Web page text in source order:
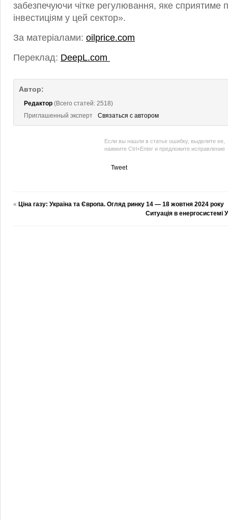
забезпечуючи чітке регулювання, яке
інвестиціям у цей сектор».
За матеріалами: oilprice.com
Переклад: DeepL.com
Автор:
Редактор (Всего статей: 2518)
Приглашенный эксперт
Связаться с автором
Если вы нашли в статье ошибку, выделите ее,
нажмите Ctrl+Enter и предложите исправление
Tweet
« Ціна газу: Україна та Європа. Огляд ринку 14 — 18 жовтня 2024 року
Ситуація в енергосистемі